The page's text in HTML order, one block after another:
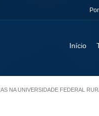
Início
NA UNIVERSIDADE FEDERAL